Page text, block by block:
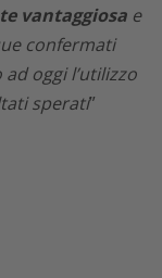
vantaggiosa e
confermati
oggi l’utilizzo
sperati”